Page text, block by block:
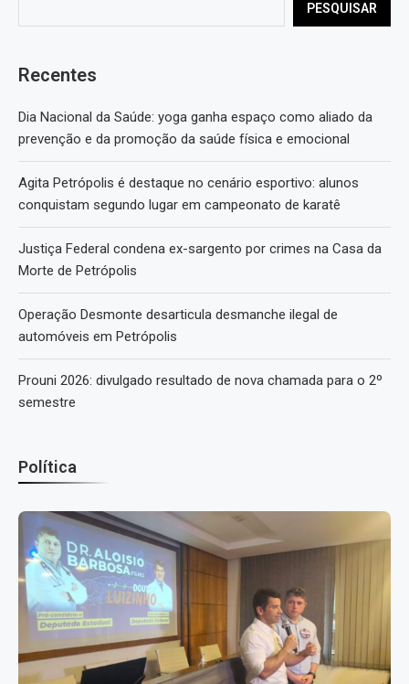
PESQUISAR
Recentes
Dia Nacional da Saúde: yoga ganha espaço como aliado da
prevenção e da promoção da saúde física e emocional
Agita Petrópolis é destaque no cenário esportivo: alunos
conquistam segundo lugar em campeonato de karatê
Justiça Federal condena ex-sargento por crimes na Casa da
Morte de Petrópolis
Operação Desmonte desarticula desmanche ilegal de
automóveis em Petrópolis
Prouni 2026: divulgado resultado de nova chamada para o 2º
semestre
Política